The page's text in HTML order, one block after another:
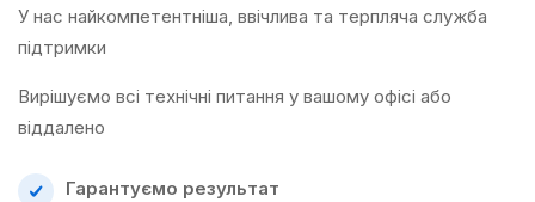
У нас найкомпетентніша, ввічлива та терпляча служба
підтримки
Вирішуємо всі технічні питання у вашому офісі або
віддалено
Гарантуємо результат